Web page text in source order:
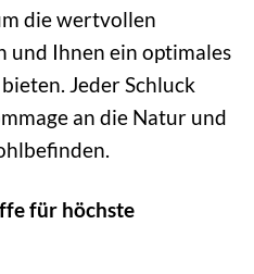
die wertvollen
und Ihnen ein optimales
Jeder Schluck
an die Natur und
für höchste